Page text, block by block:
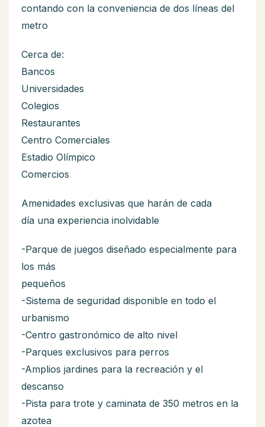
contando con la conveniencia de dos líneas del
metro
Cerca de:
Bancos
Universidades
Colegios
Restaurantes
Centro Comerciales
Estadio Olímpico
Comercios
Amenidades exclusivas que harán de cada
día una experiencia inolvidable
-Parque de juegos diseñado especialmente para
los más
pequeños
-Sistema de seguridad disponible en todo el
urbanismo
-Centro gastronómico de alto nivel
-Parques exclusivos para perros
-Amplios jardines para la recreación y el
descanso
-Pista para trote y caminata de 350 metros en la
azotea